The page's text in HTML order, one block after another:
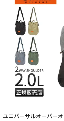
ユニバーサルオーバー